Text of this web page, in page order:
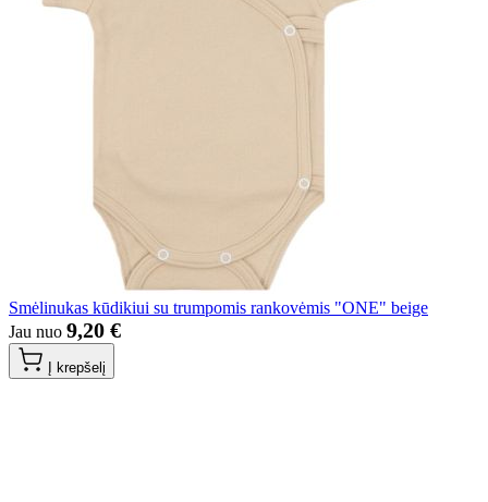
Smėlinukas kūdikiui su trumpomis rankovėmis "ONE" beige
Jau nuo 9,20 €
Į krepšelį